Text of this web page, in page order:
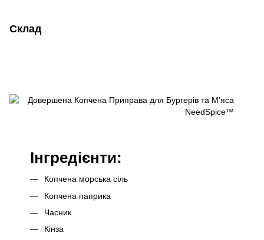
Склад
Інгредієнти:
Копчена морська сіль
Копчена паприка
Часник
Кінза